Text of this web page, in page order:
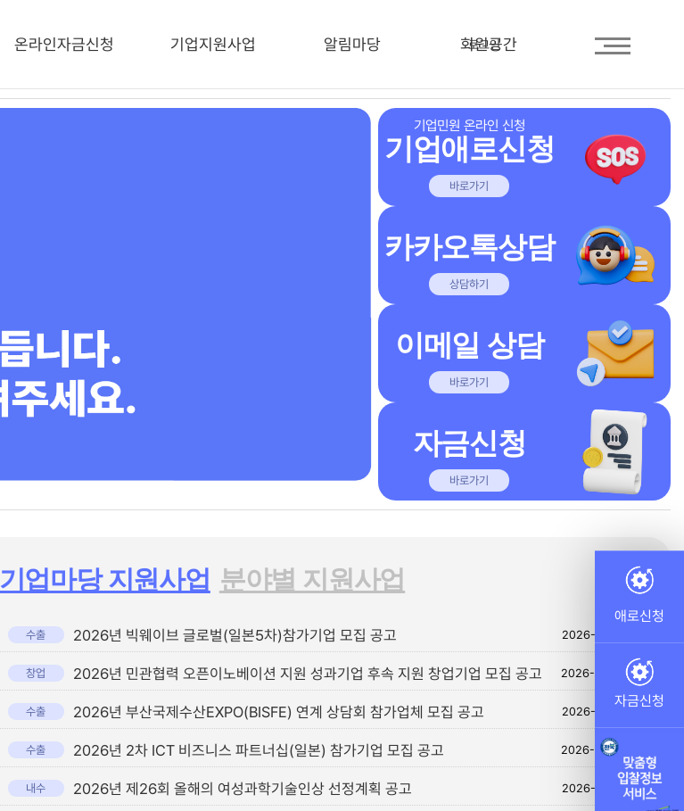
온라인자금신청 기업지원사업 알림마당 회원공간
로그인
애로신청
자금신청
기업민원 온라인 신청
기업애로신청
바로가기
카카오톡상담
상담하기
이메일 상담
바로가기
자금신청
바로가기
기업마당 지원사업 분야별 지원사업
수출 2026년 빅웨이브 글로벌(일본5차)참가기업 모집 공고 2026-08-21
창업 2026년 민관협력 오픈이노베이션 지원 성과기업 후속 지원 창업기업 모집 공고 2026-08-26
수출 2026년 부산국제수산EXPO(BISFE) 연계 상담회 참가업체 모집 공고 2026-09-18
수출 2026년 2차 ICT 비즈니스 파트너십(일본) 참가기업 모집 공고 2026-09-02
내수 2026년 제26회 올해의 여성과학기술인상 선정계획 공고 2026-08-31